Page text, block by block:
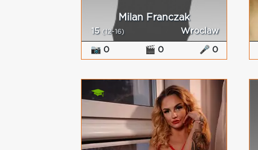
Milan Franczak
15 (12-16) Wroclaw
📷 0 🎬 0 🎤 0